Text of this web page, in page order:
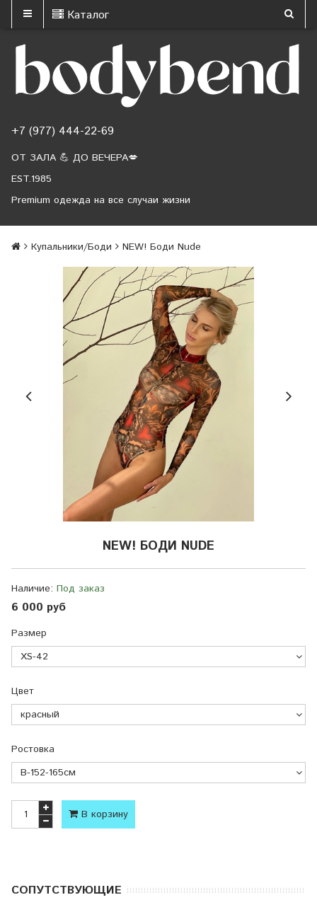
Каталог
+7 (977) 444-22-69
ОТ ЗАЛА 💪 ДО ВЕЧЕРА💋
EST.1985
Premium одежда на все случаи жизни
Купальники/Боди NEW! Боди Nude
NEW! БОДИ NUDE
Наличие: Под заказ
6 000 руб
Размер
Цвет
Ростовка
В корзину
CОПУТСТВУЮЩИЕ